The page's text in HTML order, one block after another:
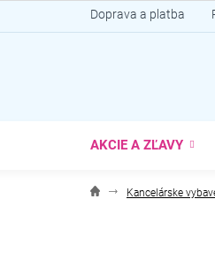
na
Doprava a platba
AKCIE A ZĽAVY
Kancelárske